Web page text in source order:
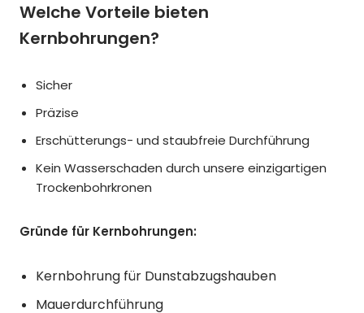
Welche Vorteile bieten
Kernbohrungen?
Sicher
Präzise
Erschütterungs- und staubfreie Durchführung
Kein Wasserschaden durch unsere einzigartigen
Trockenbohrkronen
Gründe für Kernbohrungen:
Kernbohrung für Dunstabzugshauben
Mauerdurchführung